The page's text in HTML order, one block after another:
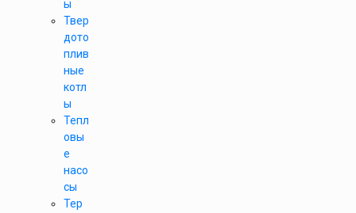
ы
Твер
дото
плив
ные
котл
ы
Тепл
овы
е
насо
сы
Тер